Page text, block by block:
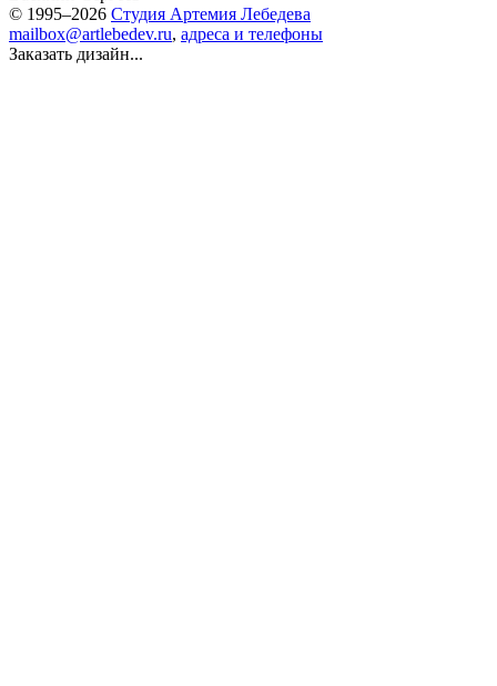
© 1995–2026 Студия Артемия Лебедева
mailbox@artlebedev.ru, адреса и телефоны
Заказать дизайн...